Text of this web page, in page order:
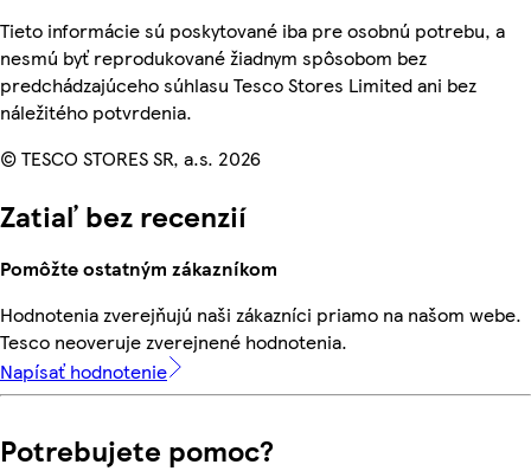
Tieto informácie sú poskytované iba pre osobnú potrebu, a
nesmú byť reprodukované žiadnym spôsobom bez
predchádzajúceho súhlasu Tesco Stores Limited ani bez
náležitého potvrdenia.
© TESCO STORES SR, a.s. 2026
Zatiaľ bez recenzií
Pomôžte ostatným zákazníkom
Hodnotenia zverejňujú naši zákazníci priamo na našom webe.
Tesco neoveruje zverejnené hodnotenia.
Napísať hodnotenie
Potrebujete pomoc?